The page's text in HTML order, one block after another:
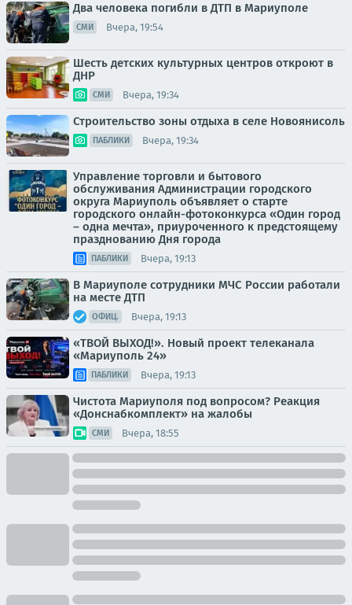
Два человека погибли в ДТП в Мариуполе
СМИ Вчера, 19:54
Шесть детских культурных центров откроют в
ДНР
СМИ Вчера, 19:34
Строительство зоны отдыха в селе Новоянисоль
ПАБЛИКИ Вчера, 19:34
Управление торговли и бытового
обслуживания Администрации городского
округа Мариуполь объявляет о старте
городского онлайн-фотоконкурса «Один город
– одна мечта», приуроченного к предстоящему
празднованию Дня города
ПАБЛИКИ Вчера, 19:13
В Мариуполе сотрудники МЧС России работали
на месте ДТП
ОФИЦ. Вчера, 19:13
«ТВОЙ ВЫХОД!». Новый проект телеканала
«Мариуполь 24»
ПАБЛИКИ Вчера, 19:13
Чистота Мариуполя под вопросом? Реакция
«Донснабкомплект» на жалобы
СМИ Вчера, 18:55